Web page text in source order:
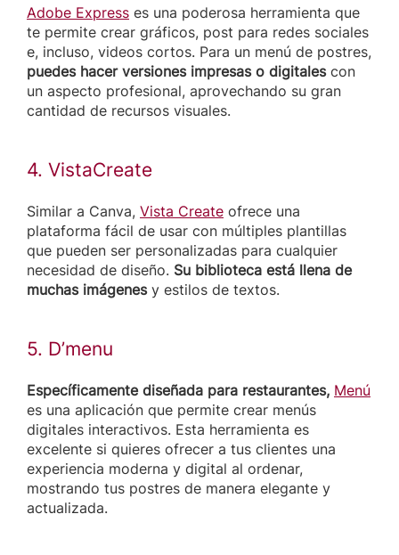
Adobe Express es una poderosa herramienta que
te permite crear gráficos, post para redes sociales
e, incluso, videos cortos. Para un menú de postres,
puedes hacer versiones impresas o digitalescon
un aspecto profesional, aprovechando su gran
cantidad de recursos visuales.
4. VistaCreate
Similar a Canva, Vista Create ofrece una
plataforma fácil de usar con múltiples plantillas
que pueden ser personalizadas para cualquier
necesidad de diseño. Su biblioteca está llena de
muchas imágenesy estilos de textos.
5. D’menu
Específicamente diseñada para restaurantes, Menú
es una aplicación que permite crear menús
digitales interactivos. Esta herramienta es
excelente si quieres ofrecer a tus clientes una
experiencia moderna y digital al ordenar,
mostrando tus postres de manera elegante y
actualizada.